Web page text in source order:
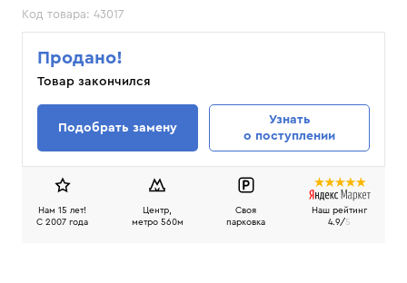
Код товара: 43017
Продано!
Товар закончился
Подобрать замену
Узнать
о поступлении
Нам 15 лет!
C 2007 года
Центр,
метро 560м
Своя
парковка
Наш рейтинг
4.9/5